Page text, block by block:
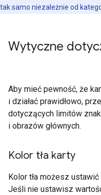
tak samo niezależnie od
Wytyczne
Aby mieć pewność, że
i działać prawidłowo,
dotyczących limitów
i obrazów głównych.
Kolor tła karty
Kolor tła możesz
Jeśli nie ustawisz